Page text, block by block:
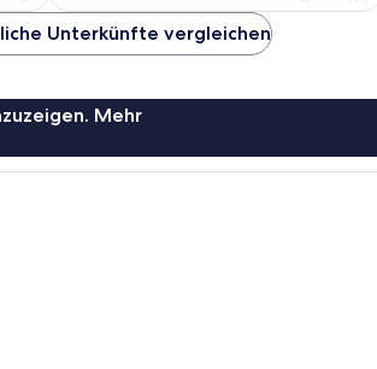
Bewertungen
Unterkünfte vergleichen
Mehr